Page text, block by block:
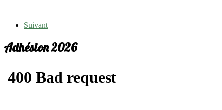
Suivant
Adhésion 2026